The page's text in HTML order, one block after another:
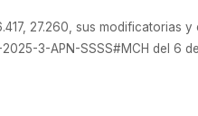
27.260, sus modificatorias
3-APN-SSSS#MCH del 6